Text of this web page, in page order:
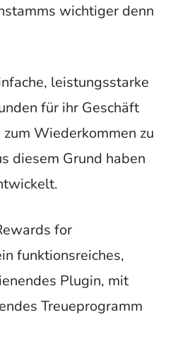
wichtiger denn
leistungsstarke
für ihr Geschäft
Wiederkommen zu
diesem Grund haben
for
funktionsreiches,
Plugin, mit
Treueprogramm